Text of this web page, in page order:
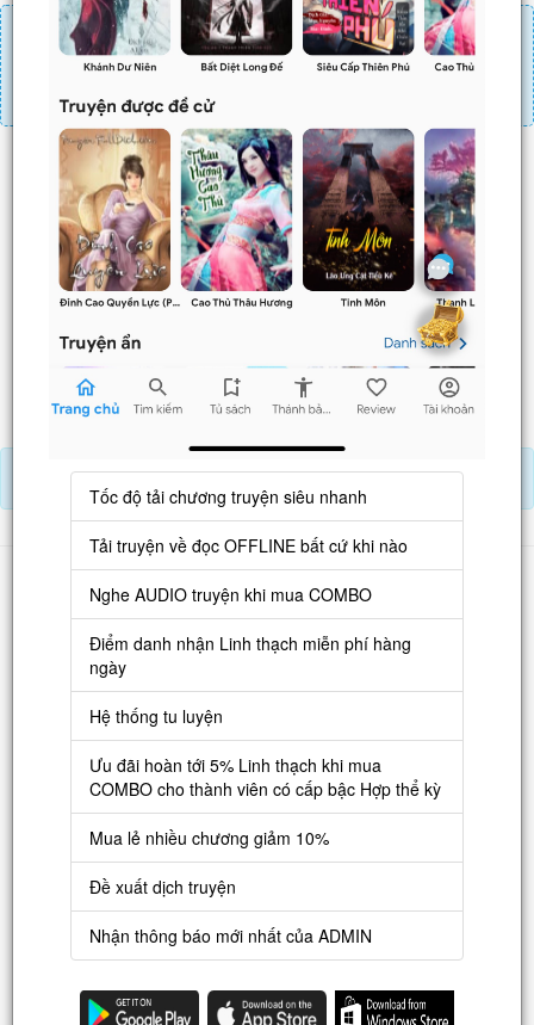
Mua 4 chương chỉ có tác dụng tiết kiệm thời gian.
Mua 4 chương thì 3 chương sau sẽ không phải ấn mua.
Ví dụ bạn đang ở chương 100 và mua 4 chương thìchương
101,102,103 sẽ không phải ấn mua.
Sau
Nạp Lịch Thạch
Danh sách
Truyện mới
Truyện Hot
Truyện Full
Truyện Dịch Miễn Phí
Thao tác
Đăng ký tài khoản
Danh sách combo
Nguời dùng
Lưu ý trên web
Tốc độ tải chương truyện siêu nhanh
Tải truyện về đọc OFFLINE bất cứ khi nào
Nghe AUDIO truyện khi mua COMBO
Điểm danh nhận Linh thạch miễn phí hàng
ngày
Hệ thống tu luyện
Ưu đãi hoàn tới 5% Linh thạch khi mua
COMBO cho thành viên có cấp bậc Hợp thể kỳ
Mua lẻ nhiều chương giảm 10%
Đề xuất dịch truyện
Nhận thông báo mới nhất của ADMIN